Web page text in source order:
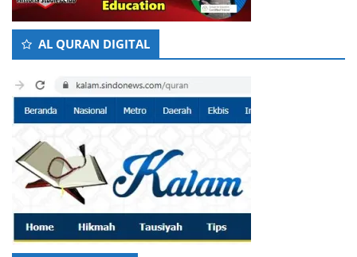
AL QURAN DIGITAL